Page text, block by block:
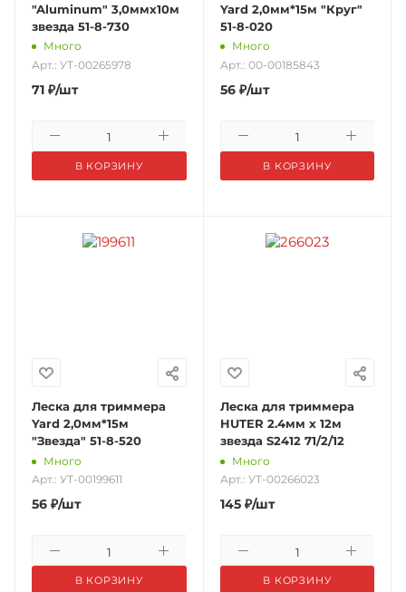
"Aluminum" 3,0ммх10м
звезда 51-8-730
Много
Арт.: УТ-00265978
71 ₽/шт
В КОРЗИНУ
Yard 2,0мм*15м "Круг"
51-8-020
Много
Арт.: 00-00185843
56₽/шт
В КОРЗИНУ
Леска для триммера
Yard 2,0мм*15м
"Звезда" 51-8-520
Много
Арт.: УТ-00199611
56 ₽/шт
В КОРЗИНУ
Леска для триммера
HUTER 2.4мм х 12м
звезда S2412 71/2/12
Много
Арт.: УТ-00266023
145₽/шт
В КОРЗИНУ